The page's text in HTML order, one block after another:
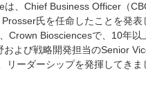
は、 Chief Business Officer （
Prosser氏を任命したことを発表
Crown Biosciencesで、 10年以
および戦略開発担当のSenior
リーダーシップを発揮してきま